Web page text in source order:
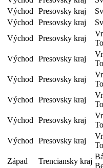
Východ
Presovsky kraj
Východ
Presovsky kraj
Východ
Presovsky kraj
Východ Presovsky kraj
Východ Presovsky kraj
Východ Presovsky kraj
Východ Presovsky kraj
Východ Presovsky kraj
Západ Trenciansky kraj